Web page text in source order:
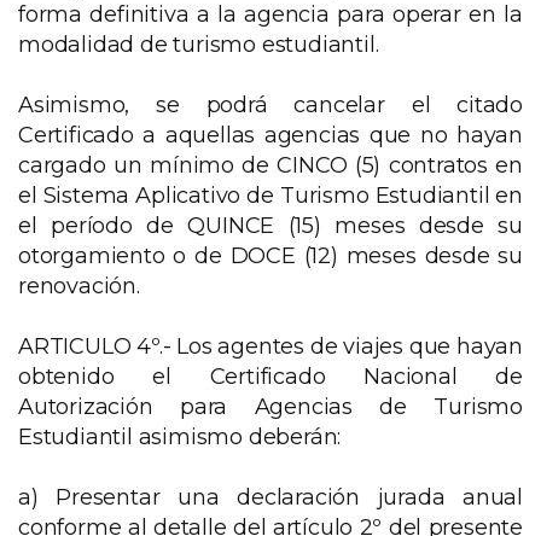
forma definitiva a la agencia para operar en la
modalidad de turismo estudiantil.
Asimismo, se podrá cancelar el citado
Certificado a aquellas agencias que no hayan
cargado un mínimo de CINCO (5) contratos en
el Sistema Aplicativo de Turismo Estudiantil en
el período de QUINCE (15) meses desde su
otorgamiento o de DOCE (12) meses desde su
renovación.
ARTICULO 4º.- Los agentes de viajes que hayan
obtenido el Certificado Nacional de
Autorización para Agencias de Turismo
Estudiantil asimismo deberán:
a) Presentar una declaración jurada anual
conforme al detalle del artículo 2º del presente